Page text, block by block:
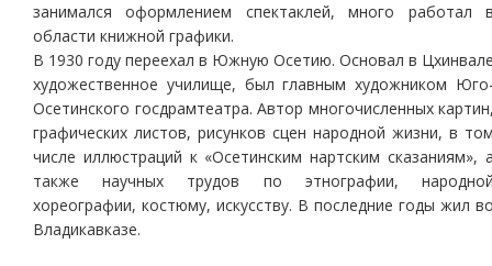
занимался оформлением спектаклей, много работал
области книжной графики.
В 1930 году переехал в Южную Осетию. Основал в
художественное училище, был главным художником
Осетинского госдрамтеатра. Автор многочисленных
графических листов, рисунков сцен народной жизни, в
числе иллюстраций к «Осетинским нартским сказаниям»,
также научных трудов по этнографии,
хореографии, костюму, искусству. В последние годы жил
Владикавказе.